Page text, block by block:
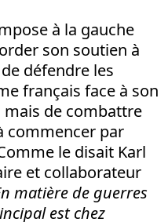
à la gauche
son soutien à
défendre les
français face à son
de combattre
commencer par
le disait Karl
et collaborateur
matière de guerres
est chez